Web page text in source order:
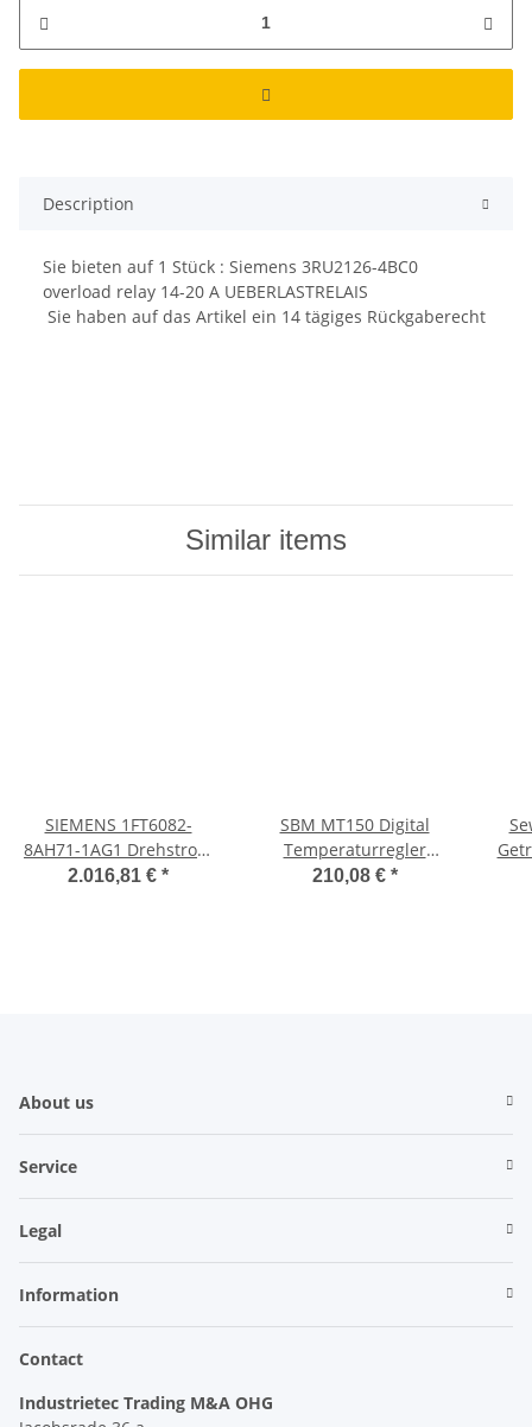
Description
Sie bieten auf 1 Stück : Siemens 3RU2126-4BC0
overload relay 14-20 A UEBERLASTRELAIS
Sie haben auf das Artikel ein 14 tägiges Rückgaberecht
Similar items
SIEMENS 1FT6082-
8AH71-1AG1 Drehstrom
Servomotor
2.016,81 € *
SBM MT150 Digital
Temperaturregler
Thermostat Temperatur
210,08 € *
Sew 0,37
About us
Service
Legal
Information
Contact
Industrietec Trading M&A OHG